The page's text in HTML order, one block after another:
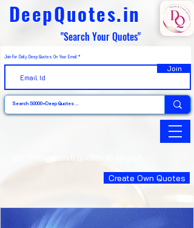
DeepQuotes.in
"Search Your Quotes"
Join For Daily Deep Quotes On Your Email
Join
gm motivational quotes in english
Create Own Quotes